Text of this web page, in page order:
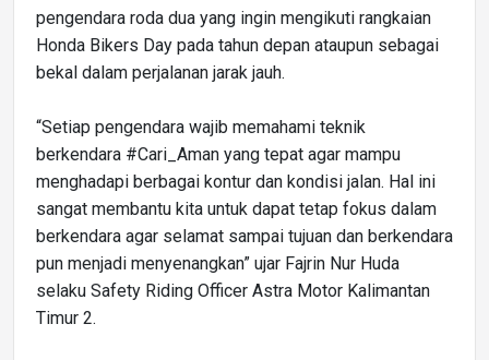
pengendara roda dua yang ingin mengikuti rangkaian
Honda Bikers Day pada tahun depan ataupun sebagai
bekal dalam perjalanan jarak jauh.
“Setiap pengendara wajib memahami teknik
berkendara #Cari_Aman yang tepat agar mampu
menghadapi berbagai kontur dan kondisi jalan. Hal ini
sangat membantu kita untuk dapat tetap fokus dalam
berkendara agar selamat sampai tujuan dan berkendara
pun menjadi menyenangkan” ujar Fajrin Nur Huda
selaku Safety Riding Officer Astra Motor Kalimantan
Timur 2.